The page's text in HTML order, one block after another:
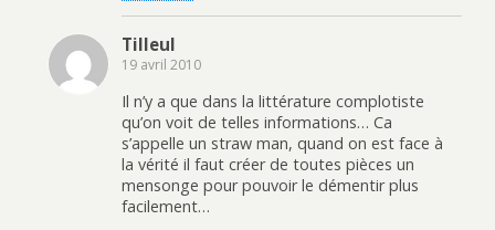
Tilleul
19 avril 2010
Il n’y a que dans la littérature complotiste
qu’on voit de telles informations… Ca
s’appelle un straw man, quand on est face à
la vérité il faut créer de toutes pièces un
mensonge pour pouvoir le démentir plus
facilement…